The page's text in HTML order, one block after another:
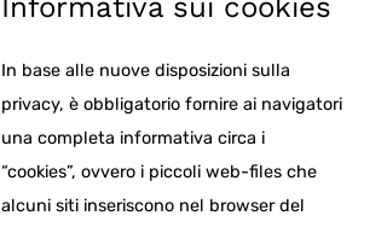
In base alle nuove disposizioni sulla
privacy, è obbligatorio fornire ai navigatori
una completa informativa circa i
“cookies”, ovvero i piccoli web-files che
alcuni siti inseriscono nel browser del